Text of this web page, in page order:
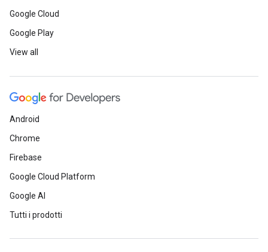
Google Cloud
Google Play
View all
Android
Chrome
Firebase
Google Cloud Platform
Google AI
Tutti i prodotti